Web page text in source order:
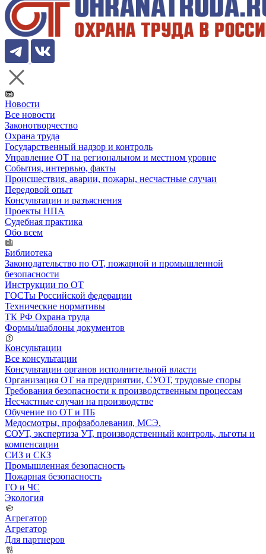
Новости
Все новости
Законотворчество
Охрана труда
Государственный надзор и контроль
Управление ОТ на региональном и местном уровне
События, интервью, факты
Происшествия, аварии, пожары, несчастные случаи
Передовой опыт
Консультации и разъяснения
Проекты НПА
Судебная практика
Обо всем
Библиотека
Законодательство по ОТ, пожарной и промышленной
безопасности
Инструкции по ОТ
ГОСТы Российской федерации
Технические нормативы
ТК РФ Охрана труда
Формы/шаблоны документов
Консультации
Все консультации
Консультации органов исполнительной власти
Организация ОТ на предприятии, СУОТ, трудовые споры
Требования безопасности к производственным процессам
Несчастные случаи на производстве
Обучение по ОТ и ПБ
Медосмотры, профзаболевания, МСЭ.
СОУТ, экспертиза УТ, производственный контроль, льготы и
компенсации
СИЗ и СКЗ
Промышленная безопасность
Пожарная безопасность
ГО и ЧС
Экология
Агрегатор
Агрегатор
Для партнеров